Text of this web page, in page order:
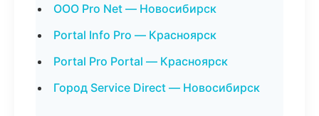
ООО Pro Net — Новосибирск
Portal Info Pro — Красноярск
Portal Pro Portal — Красноярск
Город Service Direct — Новосибирск